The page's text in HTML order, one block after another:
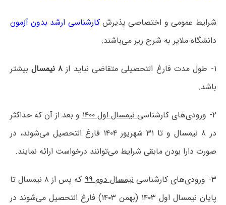
شرایط عمومی و اختصاصی پذیرشکارشناسی ارشد بدون آزمون
دانشگاه ‌ملایر به شرح زیر می‌باشند:
۱- طول مدت فارغ التحصیلی متقاضی نباید از ۸ نیمسال
بیشتر
باشد.
۲- ورودی‌های کارشناسی نیمسال اول ۱۴۰۰
و بعد از آن که حداکثر
در ۸ نیمسال و تا ۳۱ شهریور ۱۴۰۴ فارغ التحصیل می‌شوند، در
صورت دارا بودن مابقی شرایط می‌توانند درخواست ارائه نمایند.
۳- ورودی‌های کارشناسی نیمسال دوم ۹۹
که پس از ۸ نیمسال تا
پایان نیمسال اول ۱۴۰۳ (بهمن ۱۴۰۳) فارغ التحصیل می‌شوند در